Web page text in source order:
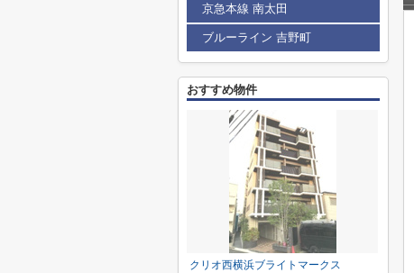
京急本線 南太田
ブルーライン 吉野町
おすすめ物件
クリオ西横浜ブライトマークス